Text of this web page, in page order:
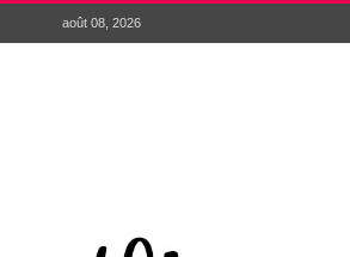
août 08, 2026